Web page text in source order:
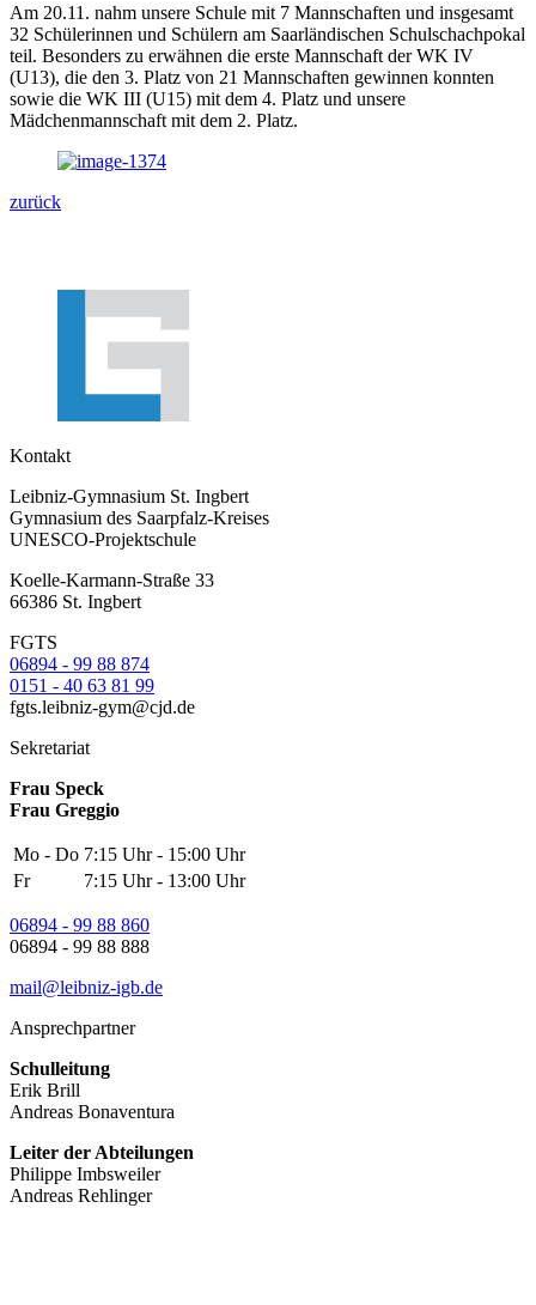
Am 20.11. nahm unsere Schule mit 7 Mannschaften und insgesamt
32 Schülerinnen und Schülern am Saarländischen Schulschachpokal
teil. Besonders zu erwähnen die erste Mannschaft der WK IV
(U13), die den 3. Platz von 21 Mannschaften gewinnen konnten
sowie die WK III (U15) mit dem 4. Platz und unsere
Mädchenmannschaft mit dem 2. Platz.
zurück
Kontakt
Leibniz-Gymnasium St. Ingbert
Gymnasium des Saarpfalz-Kreises
UNESCO-Projektschule
Koelle-Karmann-Straße 33
66386 St. Ingbert
FGTS
06894 - 99 88 874
0151 - 40 63 81 99
fgts.leibniz-gym@cjd.de
Sekretariat
Frau Speck
Frau Greggio
Mo - Do 7:15 Uhr - 15:00 Uhr
Fr
7:15 Uhr - 13:00 Uhr
06894 - 99 88 860
06894 - 99 88 888
mail@leibniz-igb.de
Ansprechpartner
Schulleitung
Erik Brill
Andreas Bonaventura
Leiter der Abteilungen
Philippe Imbsweiler
Andreas Rehlinger